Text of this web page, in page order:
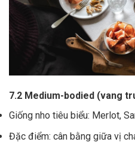
7.2 Medium-bodied (vang
Giống nho tiêu biểu: Merlot,
Đặc điểm: cân bằng giữa vị